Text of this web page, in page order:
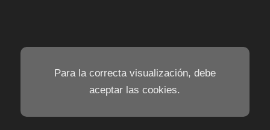
Para la correcta visualización, debe
aceptar las cookies.